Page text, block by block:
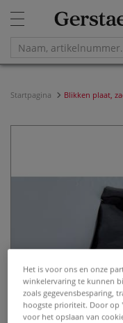
Startpagina Blikken plaat,
Het is voor ons en onze
winkelervaring te kunnen
zoals gegevensbesparing,
hoogste prioriteit. Door op
voor het opslaan van